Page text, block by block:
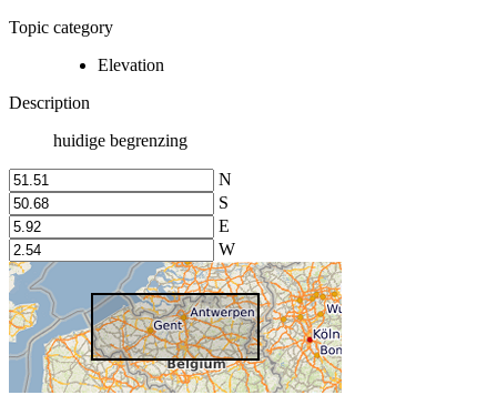
Topic category
Elevation
Description
huidige begrenzing
N
S
E
W